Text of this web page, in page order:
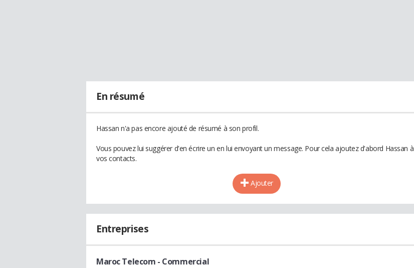
En résumé
Hassan n'a pas encore ajouté de résumé à son profil.
Vous pouvez lui suggérer d'en écrire un en lui envoyant un message. Pour cela ajoutez d'abord Hassan à
vos contacts.
Ajouter
Entreprises
Maroc Telecom - Commercial